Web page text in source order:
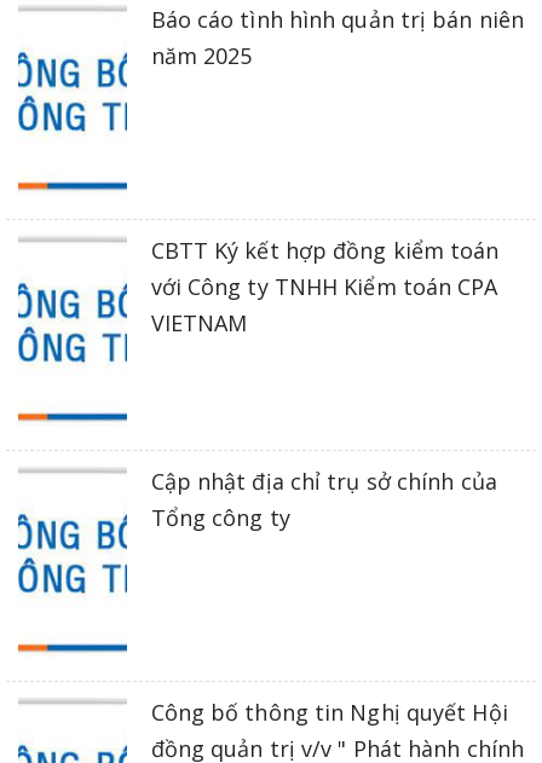
Báo cáo tình hình quản trị bán niên
năm 2025
CBTT Ký kết hợp đồng kiểm toán
với Công ty TNHH Kiểm toán CPA
VIETNAM
Cập nhật địa chỉ trụ sở chính của
Tổng công ty
Công bố thông tin Nghị quyết Hội
đồng quản trị v/v " Phát hành chính